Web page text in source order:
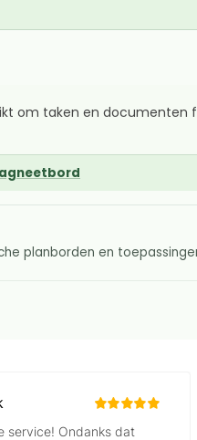
om taken en documenten
planborden en